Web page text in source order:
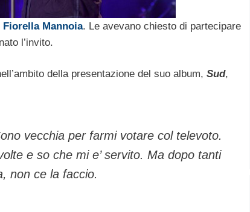
Fiorella Mannoia. Le avevano chiesto di partecipare
l’invito.
della presentazione del suo album, Sud,
vecchia per farmi votare col televoto.
e so che mi e’ servito. Ma dopo tanti
non ce la faccio.